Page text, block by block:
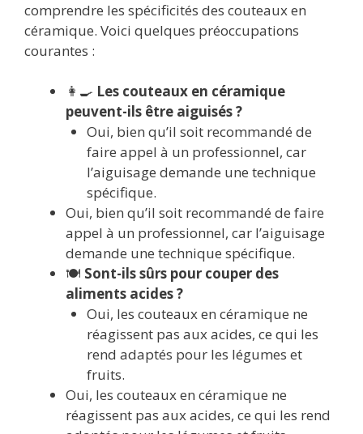
comprendre les spécificités des couteaux en
céramique. Voici quelques préoccupations
courantes :
👩‍🍳 Les couteaux en céramique
peuvent-ils être aiguisés ?
Oui, bien qu’il soit recommandé de
faire appel à un professionnel, car
l’aiguisage demande une technique
spécifique.
Oui, bien qu’il soit recommandé de faire
appel à un professionnel, car l’aiguisage
demande une technique spécifique.
🍽️ Sont-ils sûrs pour couper des
aliments acides ?
Oui, les couteaux en céramique ne
réagissent pas aux acides, ce qui les
rend adaptés pour les légumes et
fruits.
Oui, les couteaux en céramique ne
réagissent pas aux acides, ce qui les rend